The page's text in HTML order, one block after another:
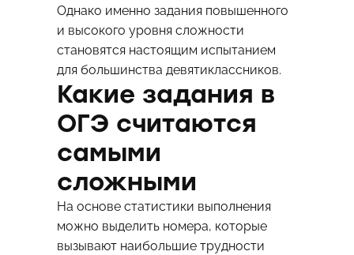
Однако именно задания повышенного
и высокого уровня сложности
становятся настоящим испытанием
для большинства девятиклассников.
Какие задания в
ОГЭ считаются
самыми
сложными
На основе статистики выполнения
можно выделить номера, которые
вызывают наибольшие трудности